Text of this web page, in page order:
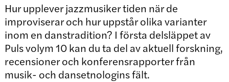
Hur upplever jazzmusiker tiden när de
improviserar och hur uppstår olika varianter
inom en danstradition? I första delsläppet av
Puls volym 10 kan du ta del av aktuell forskning,
recensioner och konferensrapporter från
musik- och dansetnologins fält.